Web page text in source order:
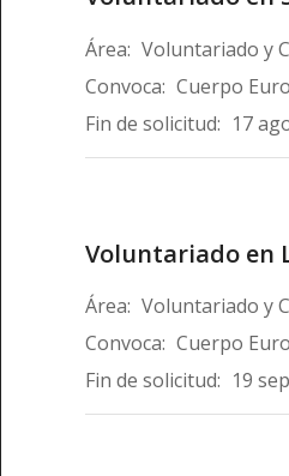
Área: Voluntariado y
Convoca: Cuerpo
Fin de solicitud: 17
Voluntariado en
Área: Voluntariado y
Convoca: Cuerpo
Fin de solicitud: 19